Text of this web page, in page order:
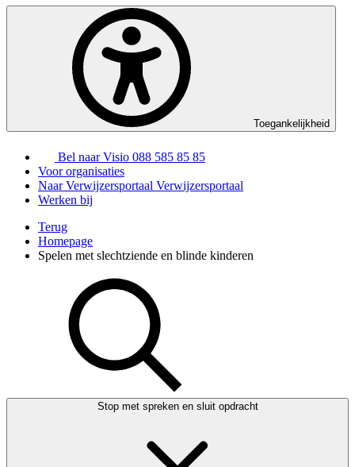
Toegankelijkheid
Bel naar Visio 088 585 85 85
Voor organisaties
Naar Verwijzersportaal Verwijzersportaal
Werken bij
Terug
Homepage
Spelen met slechtziende en blinde kinderen
Stop met spreken en sluit opdracht